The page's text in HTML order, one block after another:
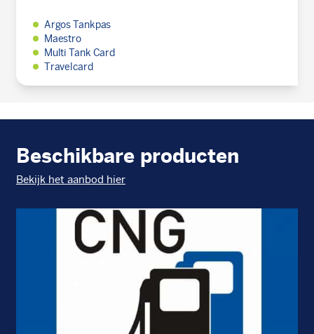
Argos Tankpas
Maestro
Multi Tank Card
Travelcard
Beschikbare producten
Bekijk het aanbod hier